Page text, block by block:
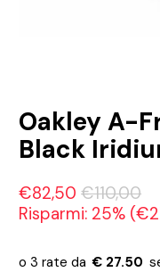
Oakley A-
Black
€82,50 €110,00
Risparmi: 25% (
€ 27.50